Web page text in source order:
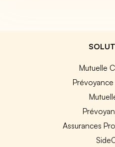
Mutuelle
Assurances